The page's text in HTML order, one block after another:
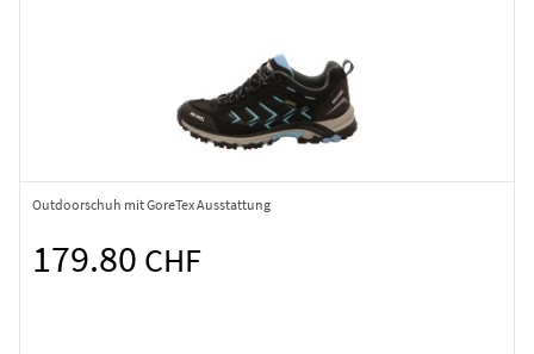
Outdoorschuh mit GoreTex Ausstattung
179.80 CHF